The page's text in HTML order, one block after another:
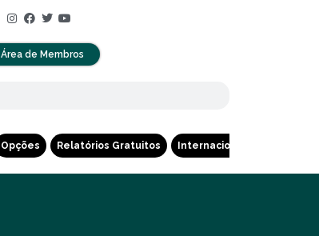
Área de Membros
Opções Relatórios Gratuitos Internacional